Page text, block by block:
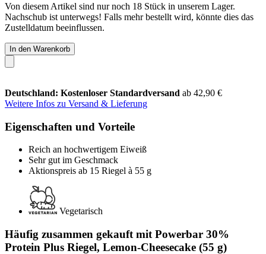
Von diesem Artikel sind nur noch 18 Stück in unserem Lager.
Nachschub ist unterwegs! Falls mehr bestellt wird, könnte dies das
Zustelldatum beeinflussen.
In den Warenkorb
Deutschland: Kostenloser Standardversand ab 42,90 €
Weitere Infos zu Versand & Lieferung
Eigenschaften und Vorteile
Reich an hochwertigem Eiweiß
Sehr gut im Geschmack
Aktionspreis ab 15 Riegel à 55 g
Vegetarisch
Häufig zusammen gekauft mit Powerbar 30%
Protein Plus Riegel, Lemon-Cheesecake (55 g)